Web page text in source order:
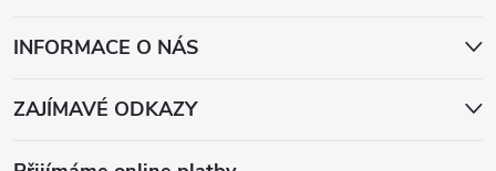
INFORMACE O NÁS
ZAJÍMAVÉ ODKAZY